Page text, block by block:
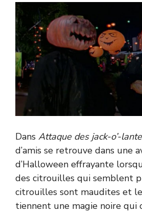
Dans Attaque des jack-o’-
d’amis se retrouve dans une
d’Halloween effrayante
des citrouilles qui semblent
citrouilles sont maudites et
tiennent une magie noire qui